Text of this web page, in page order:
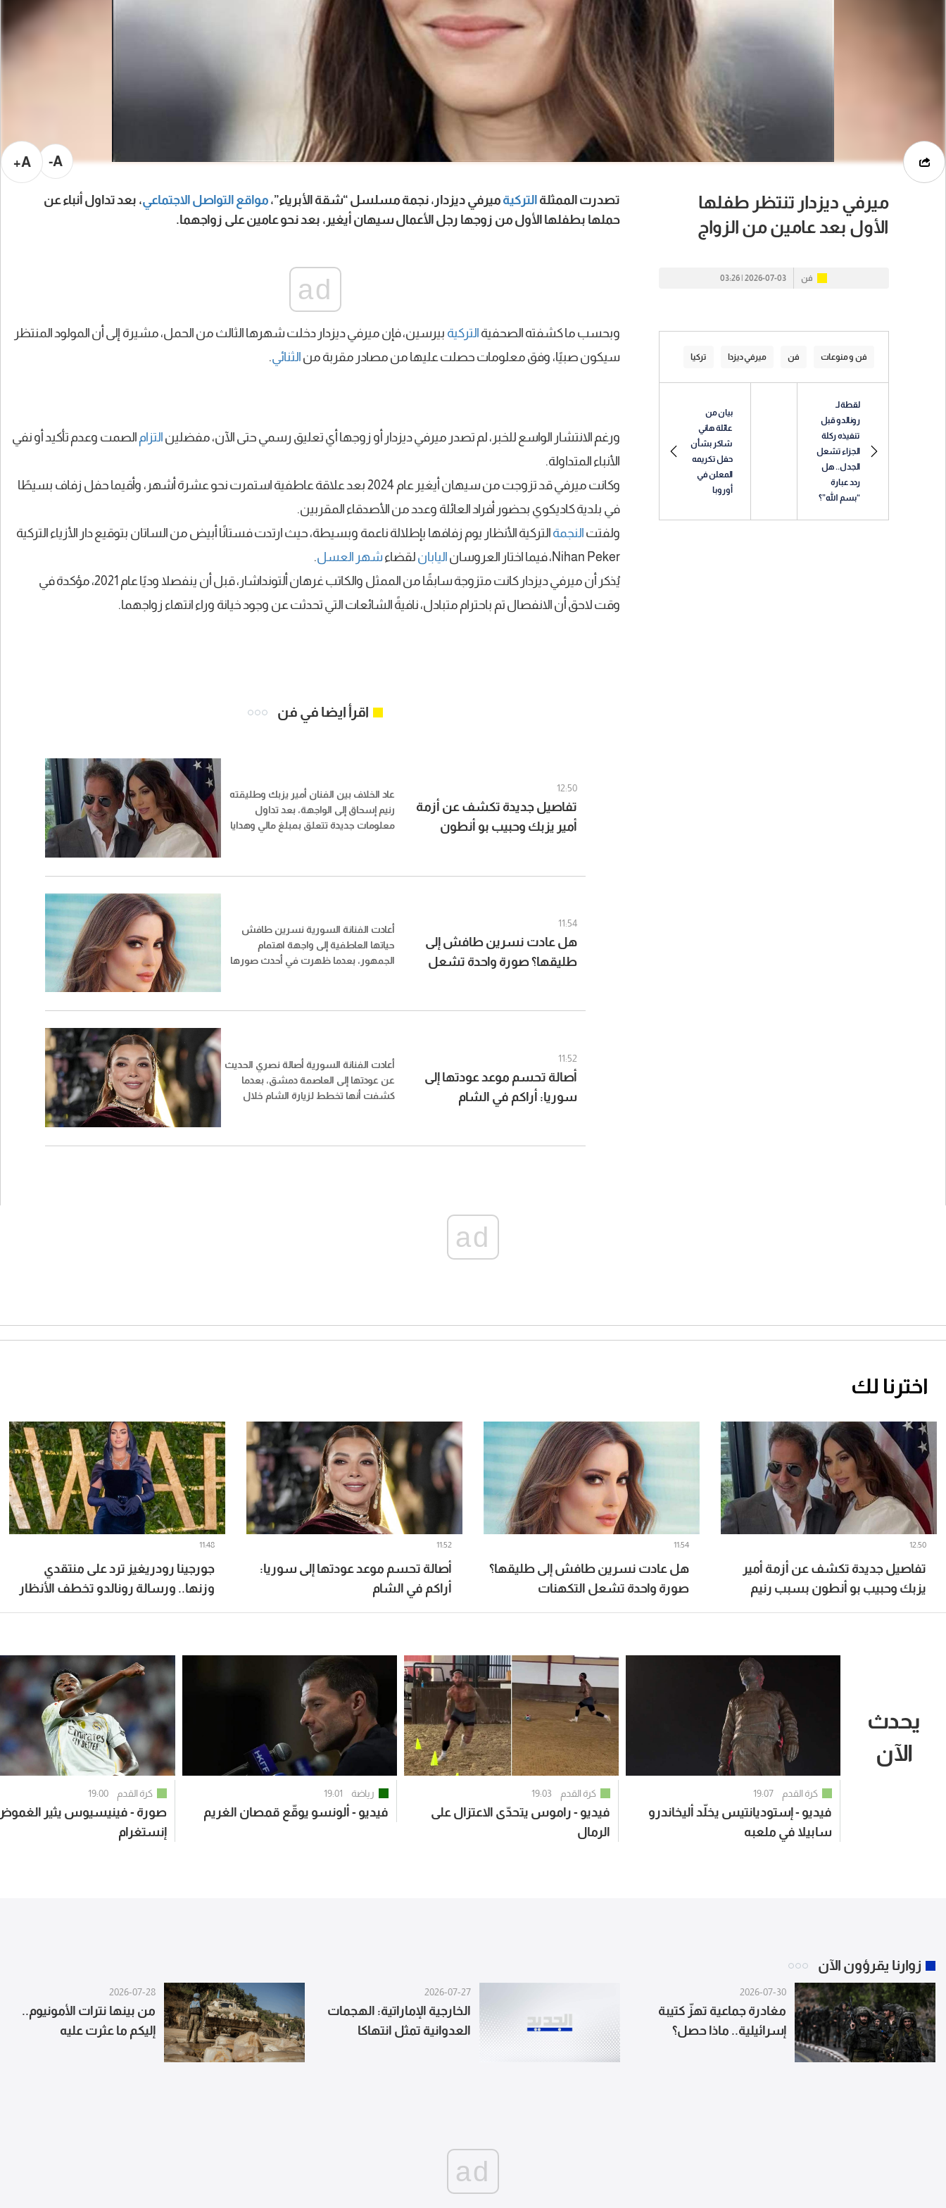
A-
A+
ميرفي ديزدار تنتظر طفلها
الأول بعد عامين من الزواج
فن 2026-07-03 | 03:26
فن و منوعات فن ميرفي ديزدا تركيا
لقطة لـ
رونالدو قبل
تنفيذه ركلة
الجزاء تشعل
الجدل.. هل
ردد عبارة
“بسم الله”؟
بيان من
عائلة هاني
شاكر بشأن
حفل تكريمه
المعلن في
أوروبا
تصدرت الممثلة التركية ميرفي ديزدار، نجمة مسلسل “شقة الأبرياء”، مواقع التواصل الاجتماعي، بعد تداول أنباء عن
حملها بطفلها الأول من زوجها رجل الأعمال سيهان أيغير، بعد نحو عامين على زواجهما.
ad
وبحسب ما كشفته الصحفية التركية بيرسين، فإن ميرفي ديزدار دخلت شهرها الثالث من الحمل، مشيرة إلى أن المولود المنتظر
سيكون صبيًا، وفق معلومات حصلت عليها من مصادر مقربة من الثنائي.
ورغم الانتشار الواسع للخبر، لم تصدر ميرفي ديزدار أو زوجها أي تعليق رسمي حتى الآن، مفضلين التزام الصمت وعدم تأكيد أو نفي
الأنباء المتداولة.
وكانت ميرفي قد تزوجت من سيهان أيغير عام 2024 بعد علاقة عاطفية استمرت نحو عشرة أشهر، وأقيما حفل زفاف بسيطًا
في بلدية كاديكوي بحضور أفراد العائلة وعدد من الأصدقاء المقربين.
ولفتت النجمة التركية الأنظار يوم زفافها بإطلالة ناعمة وبسيطة، حيث ارتدت فستانًا أبيض من الساتان بتوقيع دار الأزياء التركية
Nihan Peker، فيما اختار العروسان
اليابان لقضاء شهر العسل.
يُذكر أن ميرفي ديزدار كانت متزوجة سابقًا من الممثل والكاتب غرهان ألتونداشار، قبل أن ينفصلا وديًا عام 2021، مؤكدة في
وقت لاحق أن الانفصال تم باحترام متبادل، نافيةً الشائعات التي تحدثت عن وجود خيانة وراء انتهاء زواجهما.
اقرأ ايضا في فن
12:50
تفاصيل جديدة تكشف عن أزمة
أمير يزبك وحبيب بو أنطون
عاد الخلاف بين الفنان أمير يزبك وطليقته
رنيم إسحاق إلى الواجهة، بعد تداول
معلومات جديدة تتعلق بمبلغ مالي وهدايا
11:54
هل عادت نسرين طافش إلى
طليقها؟ صورة واحدة تشعل
أعادت الفنانة السورية نسرين طافش
حياتها العاطفية إلى واجهة اهتمام
الجمهور، بعدما ظهرت في أحدث صورها
11:52
أصالة تحسم موعد عودتها إلى
سوريا: أراكم في الشام
أعادت الفنانة السورية أصالة نصري الحديث
عن عودتها إلى العاصمة دمشق، بعدما
كشفت أنها تخطط لزيارة الشام خلال
ad
اخترنا لك
تفاصيل جديدة تكشف عن أزمة أمير
يزبك وحبيب بو أنطون بسبب رنيم
12:50
هل عادت نسرين طافش إلى طليقها؟
صورة واحدة تشعل التكهنات
11:54
أصالة تحسم موعد عودتها إلى سوريا:
أراكم في الشام
11:52
جورجينا رودريغيز ترد على منتقدي
وزنها.. ورسالة رونالدو تخطف الأنظار
11:48
يحدث
الآن
كرة القدم 19:07
فيديو - إستوديانتيس يخلّد أليخاندرو
سابيلا في ملعبه
كرة القدم 19:03
فيديو - راموس يتحدّى الاعتزال على
الرمال
رياضة 19:01
فيديو - ألونسو يوقّع قمصان الغريم
كرة القدم 19:00
صورة - فينيسيوس يثير
إنستغرام
زوارنا يقرؤون الآن
2026-07-30
مغادرة جماعية تهزّ كتيبة
إسرائيلية.. ماذا حصل؟
2026-07-27
الخارجية الإماراتية: الهجمات
العدوانية تمثل انتهاكا
2026-07-28
من بينها نترات الأمونيوم..
إليكم ما عثرت عليه
ad